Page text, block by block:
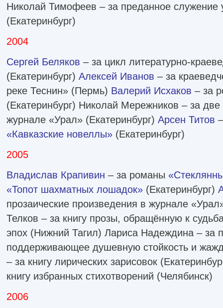
Николай Тимофеев – за преданное служение
(Екатеринбург)
2004
Сергей Беляков – за цикл литературно-
(Екатеринбург) Алексей Иванов – за
реке Теснин» (Пермь) Валерий Исхаков – за
(Екатеринбург) Николай Мережников – за две
журнале «Урал» (Екатеринбург) Арсен Титов
«Кавказские новеллы» (Екатеринбург)
2005
Владислав Крапивин – за романы
«Топот шахматных лошадок» (Екатеринбург)
прозаические произведения в журнале
Телков – за книгу прозы, обращённую к
эпох (Нижний Тагил) Лариса Надеждина – за
поддерживающее душевную стойкость и
– за книгу лирических зарисовок
книгу избранных стихотворений (Челябинск)
2006